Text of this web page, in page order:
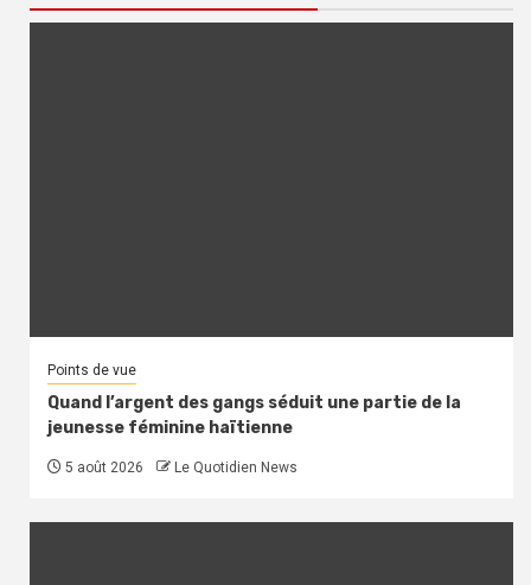
Points de vue
Quand l’argent des gangs séduit une partie de la
jeunesse féminine haïtienne
5 août 2026 Le Quotidien News